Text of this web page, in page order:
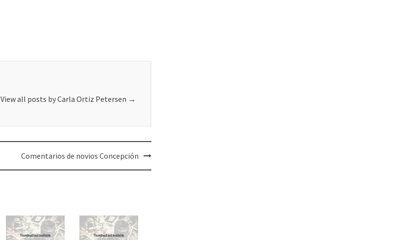
View all posts by Carla Ortiz Petersen →
Comentarios de novios Concepción